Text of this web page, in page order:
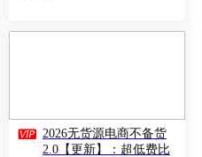
 2026无货源电商不备货
2.0【更新】：超低费比